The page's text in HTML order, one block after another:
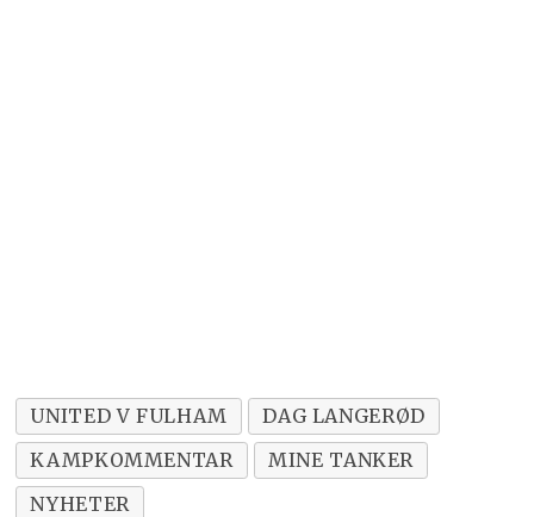
UNITED V FULHAM
DAG LANGERØD
KAMPKOMMENTAR
MINE TANKER
NYHETER